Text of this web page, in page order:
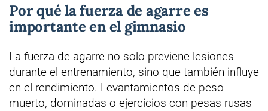
Por qué la fuerza de agarre es
importante en el gimnasio
La fuerza de agarre no solo previene lesiones
durante el entrenamiento, sino que también influye
en el rendimiento. Levantamientos de peso
muerto, dominadas o ejercicios con pesas rusas